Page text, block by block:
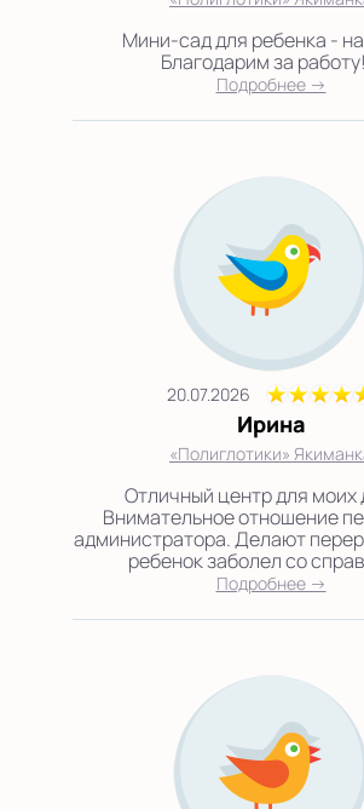
Мини-сад для ребенка -
Благодарим за
Подробнее →
20.07.2026
Ирина
«Полиглотики»
Отличный центр для моих
Внимательное отношение
администратора. Делают
ребенок заболел со
Подробнее →